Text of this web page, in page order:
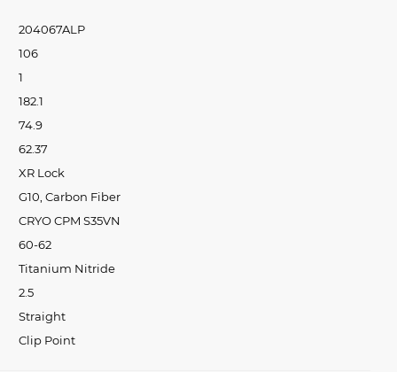
204067ALP
106
1
182.1
74.9
62.37
XR Lock
G10, Carbon Fiber
CRYO CPM S35VN
60-62
Titanium Nitride
2.5
Straight
Clip Point